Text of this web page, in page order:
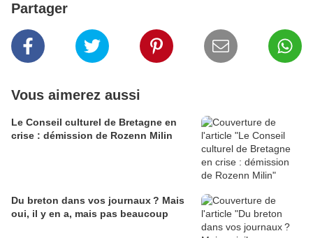
Partager
Vous aimerez aussi
Le Conseil culturel de Bretagne en
crise : démission de Rozenn Milin
Du breton dans vos journaux ? Mais
oui, il y en a, mais pas beaucoup